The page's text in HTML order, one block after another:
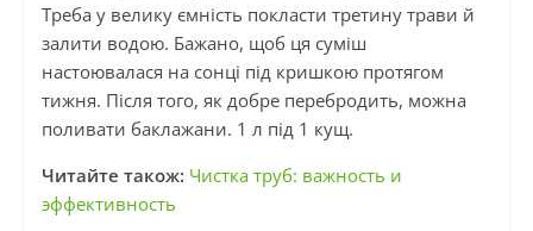
Треба у велику ємність покласти третину трави й
залити водою. Бажано, щоб ця суміш
настоювалася на сонці під кришкою протягом
тижня. Після того, як добре перебродить, можна
поливати баклажани. 1 л під 1 кущ.
Читайте також: Чистка труб: важность и
эффективность